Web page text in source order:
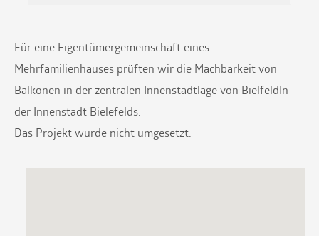
Für eine Eigentümergemeinschaft eines
Mehrfamilienhauses prüften wir die Machbarkeit von
Balkonen in der zentralen Innenstadtlage von BielfeldIn
der Innenstadt Bielefelds.
Das Projekt wurde nicht umgesetzt.